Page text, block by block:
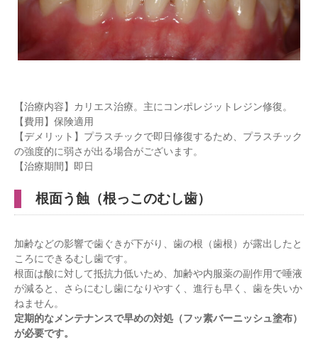
【治療内容】カリエス治療。主にコンポレジットレジン修復。
【費用】保険適用
【デメリット】プラスチックで即日修復するため、プラスチック
の強度的に弱さが出る場合がございます。
【治療期間】即日
根面う蝕（根っこのむし歯）
加齢などの影響で歯ぐきが下がり、歯の根（歯根）が露出したと
ころにできるむし歯です。
根面は酸に対して抵抗力低いため、加齢や内服薬の副作用で唾液
が減ると、さらにむし歯になりやすく、進行も早く、歯を失いか
ねません。
定期的なメンテナンスで早めの対処（フッ素バーニッシュ塗布）
が必要です。